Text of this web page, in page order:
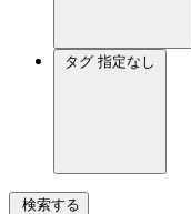
タグ 指定なし
検索する